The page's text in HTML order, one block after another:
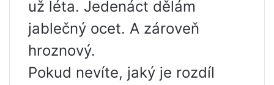
už léta. Jedenáct dělám
jablečný ocet. A zároveň
hroznový.
Pokud nevíte, jaký je rozdíl